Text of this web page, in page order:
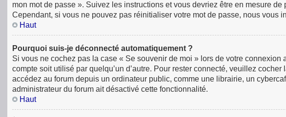
mon mot de passe ». Suivez les instructions et vous devriez être en mesure
Cependant, si vous ne pouvez pas réinitialiser votre mot de passe, nous vous
Haut
Pourquoi suis-je déconnecté automatiquement ?
Si vous ne cochez pas la case « Se souvenir de moi » lors de votre
compte soit utilisé par quelqu’un d’autre. Pour rester connecté, veuillez
accédez au forum depuis un ordinateur public, comme une librairie, un
administrateur du forum ait désactivé cette fonctionnalité.
Haut